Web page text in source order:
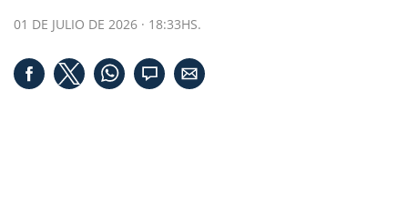
01 DE JULIO DE 2026 · 18:33HS.